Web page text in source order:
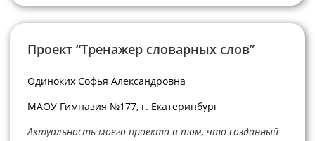
Проект “Тренажер словарных слов”
Одиноких Софья Александровна
МАОУ Гимназия №177, г. Екатеринбург
Актуальность моего проекта в том, что созданный